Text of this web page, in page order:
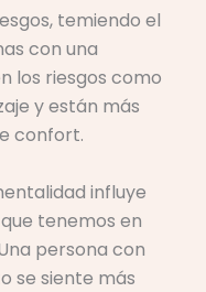
temiendo el
con una
los riesgos como
y están más
confort.
influye
tenemos en
persona con
se siente más